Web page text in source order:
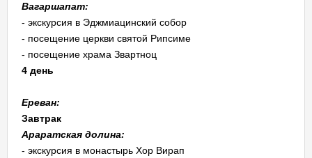
Вагаршапат:
- экскурсия в Эджмиацинский собор
- посещение церкви святой Рипсиме
- посещение храма Звартноц
4 день
Ереван:
Завтрак
Араратская долина:
- экскурсия в монастырь Хор Вирап